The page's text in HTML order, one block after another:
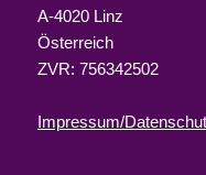
A-4020 Linz
Österreich
ZVR: 756342502
Impressum/